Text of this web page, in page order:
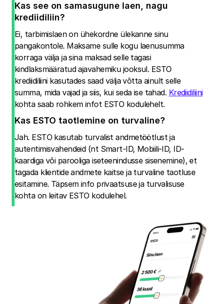
Kas see on samasugune laen, nagu
krediidiliin?
Ei, tarbimislaen on ühekordne ülekanne sinu
pangakontole. Maksame sulle kogu laenusumma
korraga välja ja sina maksad selle tagasi
kindlaksmääratud ajavahemiku jooksul. ESTO
krediidiliini kasutades saad välja võtta ainult selle
summa, mida vajad ja siis, kui seda ise tahad. Krediidiliini
kohta saab rohkem infot ESTO kodulehelt.
Kas ESTO taotlemine on turvaline?
Jah. ESTO kasutab turvalist andmetöötlust ja
autentimisvahendeid (nt Smart-ID, Mobiili-ID, ID-
kaardiga või parooliga iseteenindusse sisenemine), et
tagada klientide andmete kaitse ja turvaline taotluse
esitamine. Täpsem info privaatsuse ja turvalisuse
kohta on leitav ESTO kodulehel.